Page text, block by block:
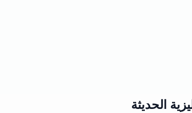
الحديثة